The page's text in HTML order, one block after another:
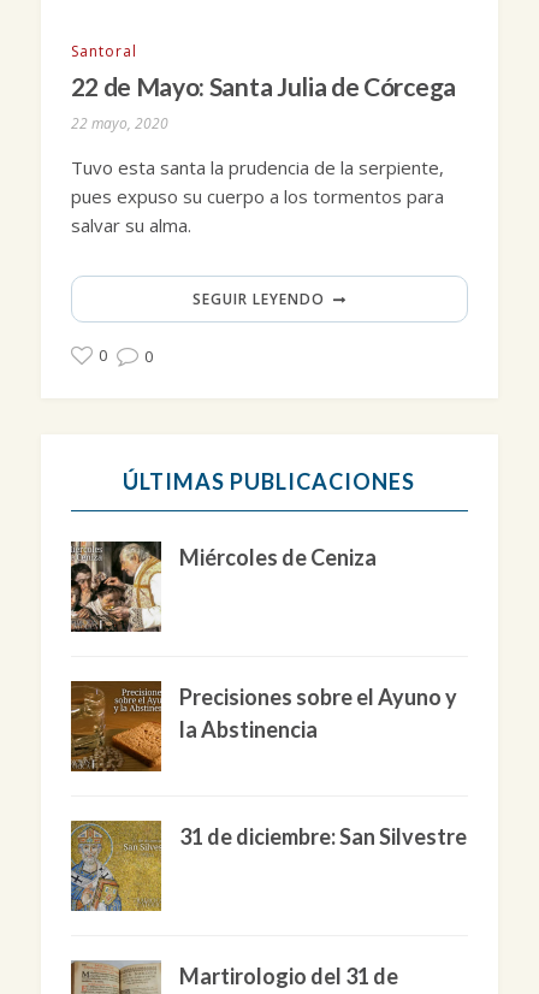
Santoral
22 de Mayo: Santa Julia de Córcega
22 mayo, 2020
Tuvo esta santa la prudencia de la serpiente,
pues expuso su cuerpo a los tormentos para
salvar su alma.
SEGUIR LEYENDO
0 0
ÚLTIMAS PUBLICACIONES
Miércoles de Ceniza
Precisiones sobre el Ayuno y
la Abstinencia
31 de diciembre: San Silvestre
Martirologio del 31 de